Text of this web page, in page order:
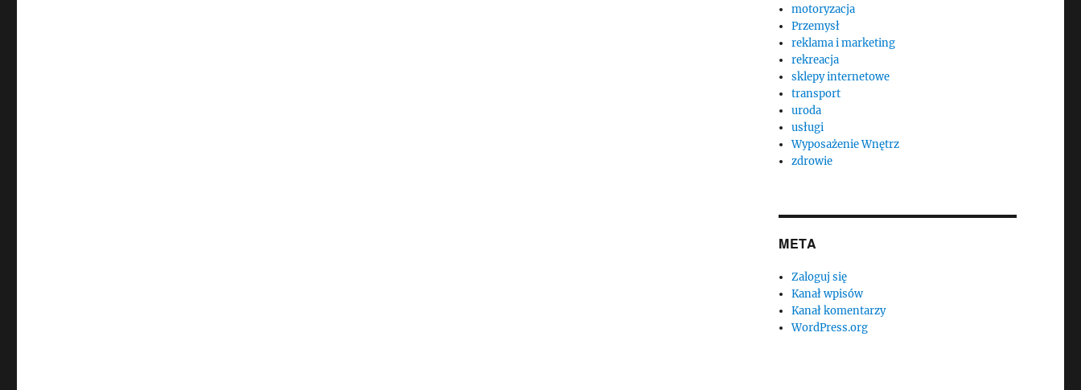
motoryzacja
Przemysł
reklama i marketing
rekreacja
sklepy internetowe
transport
uroda
usługi
Wyposażenie Wnętrz
zdrowie
META
Zaloguj się
Kanał wpisów
Kanał komentarzy
WordPress.org